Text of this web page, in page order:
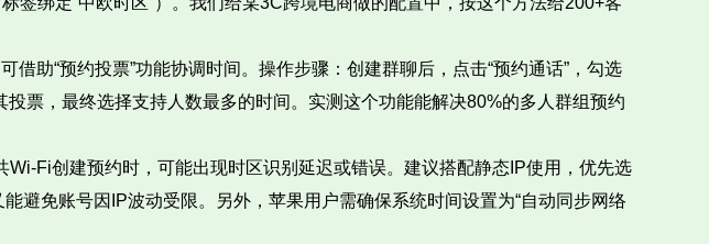
助“预约投票”功能协调时间。操作步骤：创建群聊后，点击“预约通话”，勾选
票，最终选择支持人数最多的时间。实测这个功能能解决80%的多人群组预约
Fi创建预约时，可能出现时区识别延迟或错误。建议搭配静态IP使用，优先选
避免账号因IP波动受限。另外，苹果用户需确保系统时间设置为“自动同步网络